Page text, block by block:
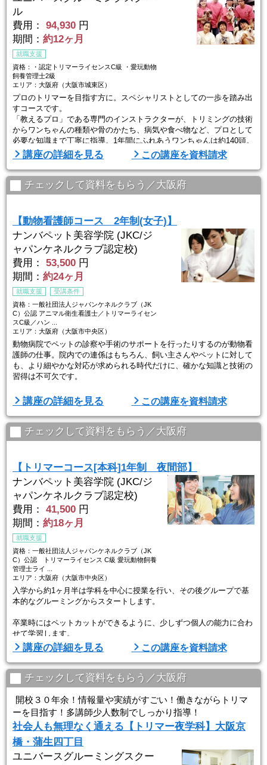
ル
費用：
94,930 円
期間： 約12ヶ月
就職支援
資格：・認定トリマーライセンスC級 ・愛玩動物
飼養管理士2級
エリア：大阪府（大阪市城東区）
プロのトリマーを目指す方に。スペシャリストとしての一歩を踏み出
すコースです。
「教えるプロ」である専門のインストラクターが、トリミングの技術
からワンちゃんの種類や骨のかたち、病気や食べ物など、プロとして
必要な知識まで丁寧に指導。1年間にふれあうワンちゃんは約140頭。
おとなしいコから元気なコまで、様々なワンちゃんに対応できる実践
力を養成します。認定トリマーライセンスC級、愛玩動物飼養管理士2
級の資格取得にも対応しています。
卒業後の就職についても、ひとり一人の個性に合わせたきめ細やかな
サポートで ...
講座の詳細を見る この講座を資料請求
チェックして資料をもらう／大阪府
【動物看護師コース 2年制(女子)】
ナンバペット美容学院 (JKC/ジ
ャパンケネルクラブ認定校)
費用：
53,500 円
期間： 約24ヶ月
就職支援
受講条件
資格：一般社団法人ジャパンケネルクラブ（JK
C）公認 アニマル衛生看護士／トリマーライセン
スC級／ハン ...
エリア：大阪府（大阪市中央区）
動物病院でペットの診察や手術のサポートを行ったりするのが動物看
護師の仕事。院内での連係はもちろん、飼い主さんやペットに対して
も、より細やかな対応が求められる時代だけに、確かな知識と技術の
習得は不可欠です。
学院に動物病院を併設しているので、プロが活躍する現場を自分の目
で見て体験しながら学ぶことができます。
・主な就職先 ペット美容室／動物病院／ペットショップなど
講座の詳細を見る この講座を資料請求
チェックして資料をもらう／大阪府
【トリマーコース[本科]1年制 夜間部】
ナンバペット美容学院 (JKC/ジ
ャパンケネルクラブ認定校)
費用：
41,500 円
期間： 約18ヶ月
就職支援
資格：一般社団法人ジャパンケネルクラブ（JK
C）公認 トリマーライセンス C級 愛玩動物飼養
管理士ライ ...
エリア：大阪府（大阪市中央区）
入学から約1ヶ月半は学科を中心に授業を行い、その後グループで基
本的なグルーミングからスタートします。
卒業時にはペットカットができるように、少しずつ個人の能力に合わ
せて学習します。
・年間1人あたりの実習頭数 約104頭
・主な就職先 ペットショップ／動物病院など
見学～体験入学まで
・見学
まずは本学院の雰囲気を知るために、お気軽に見学にお越しくださ
い。
見学は昼間(平日の月～金曜日)・夜間(水・木曜日)共に随時受け付けて
おります。
講座の詳細を見る この講座を資料請求
チェックして資料をもらう／大阪府
開校３０年余！情報量や実績がすごい！働きながらトリマ
ーを目指す！多講師少人数制でしっかり指導！
社会人も無理なく通える【トリマー夜学科】大阪京
橋・蒲生四丁目
ユニバースグルーミングスクー